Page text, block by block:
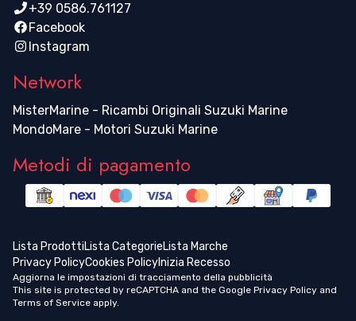
+39 0586.761127
Facebook
Instagram
Network
MisterMarine - Ricambi Originali Suzuki Marine
MondoMare - Motori Suzuki Marine
Metodi di pagamento
Lista ProdottiLista CategorieLista Marche
Privacy PolicyCookies PolicyInizia Recesso
Aggiorna le impostazioni di tracciamento della pubblicità
This site is protected by reCAPTCHA and the Google Privacy Policy and
Terms of Service apply.